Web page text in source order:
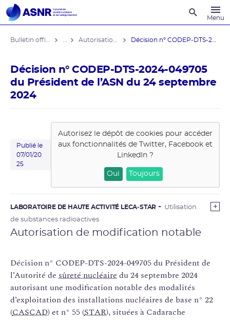
Menu
Décision n° CODEP-DTS-2024-049705
du Président de l’ASN du 24 septembre
2024
Publié le
07/01/20
25
Autorisez le dépôt de cookies pour accéder
aux fonctionnalités de Twitter, Facebook et
LinkedIn?
Oui Toujours
LABORATOIRE DE HAUTE ACTIVITÉ LECA‑STAR
Utilisation
de substances radioactives
Autorisation de modification notable
Décision n° CODEP-DTS-2024-049705 du Président de
l’Autorité de sûreté nucléaire du 24 septembre 2024
autorisant une modification notable des modalités
d’exploitation des installations nucléaires de base n° 22
(CASCAD) et n° 55 (STAR), situées à Cadarache